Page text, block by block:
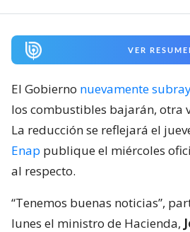
VER
El Gobierno nuevamente
los combustibles bajarán, otra
La reducción se reflejará el
Enap publique el miércoles
al respecto.
“Tenemos buenas noticias”,
lunes el ministro de Hacienda,